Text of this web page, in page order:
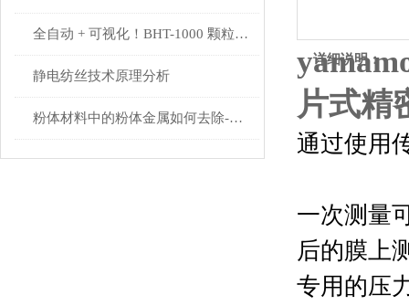
全自动 + 可视化！BHT-1000 颗粒硬度仪，为多行业研发与生产保驾护航
静电纺丝技术原理分析
粉体材料中的粉体金属如何去除-日本赛卡saika粉体金属激光去除机
详细说明：
片式精
通过使用
一次测量
后的膜上
专用的压